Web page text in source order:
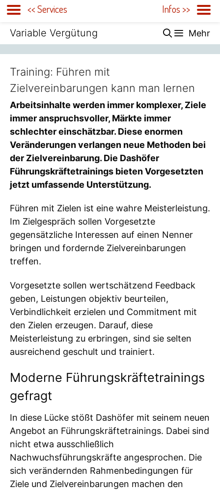
Zum
springen
Variable Vergütung Mehr
Training: Führen mit
Zielvereinbarungen kann man lernen
Arbeitsinhalte werden immer komplexer, Ziele
immer anspruchsvoller, Märkte immer
schlechter einschätzbar. Diese enormen
Veränderungen verlangen neue Methoden bei
der Zielvereinbarung. Die Dashöfer
Führungskräftetrainings bieten Vorgesetzten
jetzt umfassende Unterstützung.
Führen mit Zielen ist eine wahre Meisterleistung.
Im Zielgespräch sollen Vorgesetzte
gegensätzliche Interessen auf einen Nenner
bringen und fordernde Zielvereinbarungen
treffen.
Vorgesetzte sollen wertschätzend Feedback
geben, Leistungen objektiv beurteilen,
Verbindlichkeit erzielen und Commitment mit
den Zielen erzeugen. Darauf, diese
Meisterleistung zu erbringen, sind sie selten
ausreichend geschult und trainiert.
Moderne Führungskräftetrainings
gefragt
In diese Lücke stößt Dashöfer mit seinem neuen
Angebot an Führungskräftetrainings. Dabei sind
nicht etwa ausschließlich
Nachwuchsführungskräfte angesprochen. Die
sich verändernden Rahmenbedingungen für
Ziele und Zielvereinbarungen machen den
<< Services Infos >>